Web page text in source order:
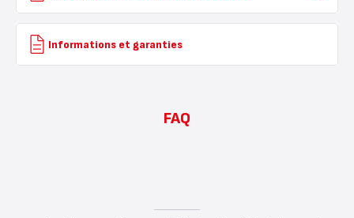
Informations et garanties
FAQ